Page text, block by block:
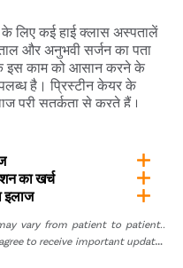
लिए कई हाई क्लास अस्पतालें
और अनुभवी सर्जन का पता
इस काम को आसान करने के
है। प्रिस्टीन केयर के
पूरी सतर्कता से करते हैं।
में कई सुविधाएं देता है।
फॉलो-अप की सुविधा देते
के लिए अभी प्रिस्टीन केयर
का खर्च
इलाज
vary from patient to patient..
to receive important updates